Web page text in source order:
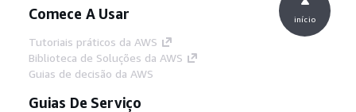
Comece A Usar
Tutoriais práticos da AWS
Biblioteca de Soluções da AWS
Guias de decisão da AWS
Guias De Serviço
início